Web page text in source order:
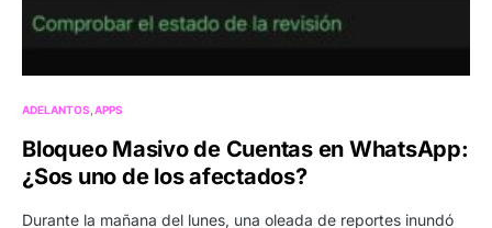
ADELANTOS APPS
Bloqueo Masivo de Cuentas en WhatsApp:
¿Sos uno de los afectados?
Durante la mañana del lunes, una oleada de reportes inundó